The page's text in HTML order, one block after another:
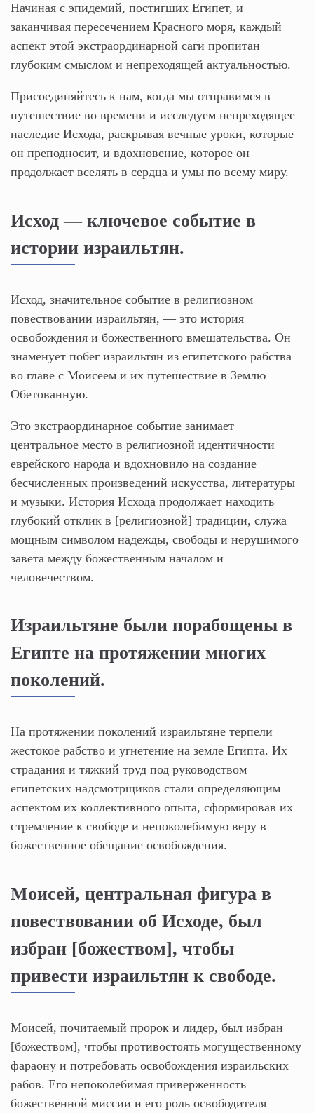
Начиная с эпидемий, постигших Египет, и
заканчивая пересечением Красного моря, каждый
аспект этой экстраординарной саги пропитан
глубоким смыслом и непреходящей актуальностью.
Присоединяйтесь к нам, когда мы отправимся в
путешествие во времени и исследуем непреходящее
наследие Исхода, раскрывая вечные уроки, которые
он преподносит, и вдохновение, которое он
продолжает вселять в сердца и умы по всему миру.
Исход — ключевое событие в
истории израильтян.
Исход, значительное событие в религиозном
повествовании израильтян, — это история
освобождения и божественного вмешательства. Он
знаменует побег израильтян из египетского рабства
во главе с Моисеем и их путешествие в Землю
Обетованную.
Это экстраординарное событие занимает
центральное место в религиозной идентичности
еврейского народа и вдохновило на создание
бесчисленных произведений искусства, литературы
и музыки. История Исхода продолжает находить
глубокий отклик в [религиозной] традиции, служа
мощным символом надежды, свободы и нерушимого
завета между божественным началом и
человечеством.
Израильтяне были порабощены в
Египте на протяжении многих
поколений.
На протяжении поколений израильтяне терпели
жестокое рабство и угнетение на земле Египта. Их
страдания и тяжкий труд под руководством
египетских надсмотрщиков стали определяющим
аспектом их коллективного опыта, сформировав их
стремление к свободе и непоколебимую веру в
божественное обещание освобождения.
Моисей, центральная фигура в
повествовании об Исходе, был
избран [божеством], чтобы
привести израильтян к свободе.
Моисей, почитаемый пророк и лидер, был избран
[божеством], чтобы противостоять могущественному
фараону и потребовать освобождения израильских
рабов. Его непоколебимая приверженность
божественной миссии и его роль освободителя